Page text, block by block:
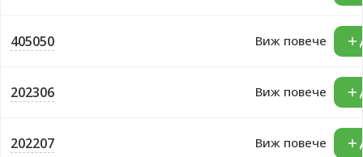
405050 Виж повече
202306 Виж повече
202207 Виж повече